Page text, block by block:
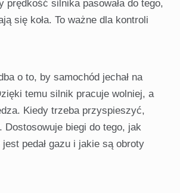
prędkość silnika pasowała do tego,
się koła. To ważne dla kontroli
o to, by samochód jechał na
temu silnik pracuje wolniej, a
Kiedy trzeba przyspieszyć,
Dostosowuje biegi do tego, jak
pedał gazu i jakie są obroty